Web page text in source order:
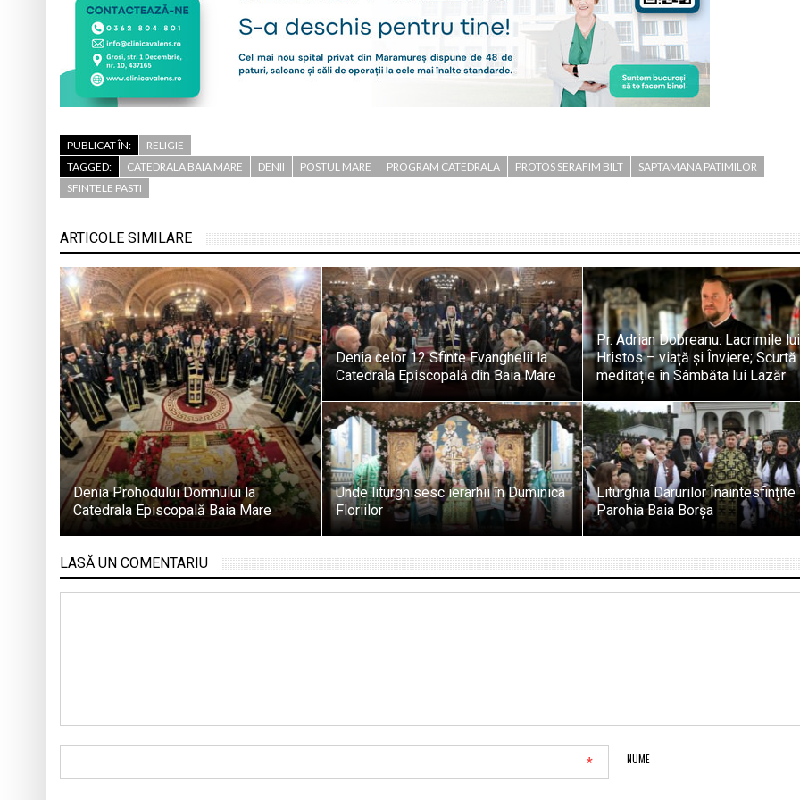
PUBLICAT ÎN:
RELIGIE
TAGGED:
CATEDRALA BAIA MARE DENII POSTUL MARE PROGRAM CATEDRALA PROTOS SERAFIM BILT
SAPTAMANA PATIMILOR
SFINTELE PASTI
ARTICOLE SIMILARE
Denia Prohodului Domnului la
Catedrala Episcopală Baia Mare
Denia celor 12 Sfinte Evanghelii la
Catedrala Episcopală din Baia Mare
Pr. Adrian Dobreanu: Lacrimile lui
Hristos – viață și Înviere; Scurtă
meditație în Sâmbăta lui Lazăr
Unde liturghisesc ierarhii în Duminica
Floriilor
Liturghia Darurilor Înaintesfințite
Parohia Baia Borșa
LASĂ UN COMENTARIU
NUME
*